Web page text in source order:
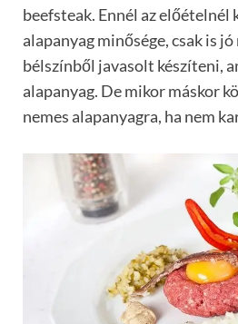
beefsteak. Ennél az
alapanyag minősége, csak is
bélszínből javasolt készíteni,
alapanyag. De mikor máskor
nemes alapanyagra, ha nem